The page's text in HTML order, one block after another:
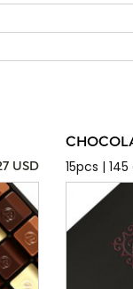
USD
15pcs | 145